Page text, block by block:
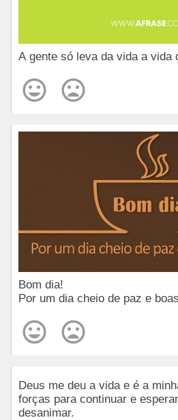
A gente só leva da vida a vida
Bom dia!
Por um dia cheio de paz e
Deus me deu a vida e é a
forças para continuar e
desanimar.